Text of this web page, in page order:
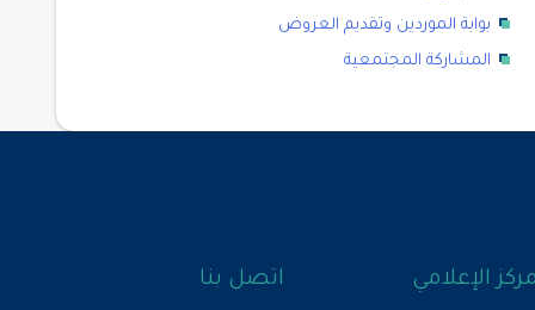
بوابة الموردين وتقديم العروض
المشاركة المجتمعية
الإعلامي اتصل بنا